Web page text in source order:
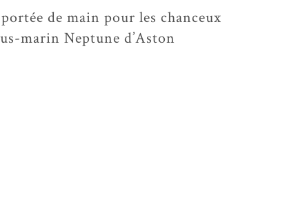
de main pour les chanceux
marin Neptune d’Aston